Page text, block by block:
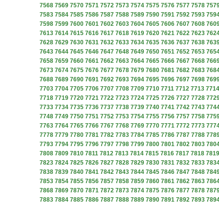
7568 7569 7570 7571 7572 7573 7574 7575 7576 7577 7578
7583 7584 7585 7586 7587 7588 7589 7590 7591 7592 7593
7598 7599 7600 7601 7602 7603 7604 7605 7606 7607 7608
7613 7614 7615 7616 7617 7618 7619 7620 7621 7622 7623
7628 7629 7630 7631 7632 7633 7634 7635 7636 7637 7638
7643 7644 7645 7646 7647 7648 7649 7650 7651 7652 7653
7658 7659 7660 7661 7662 7663 7664 7665 7666 7667 7668
7673 7674 7675 7676 7677 7678 7679 7680 7681 7682 7683
7688 7689 7690 7691 7692 7693 7694 7695 7696 7697 7698
7703 7704 7705 7706 7707 7708 7709 7710 7711 7712 7713 7714
7718 7719 7720 7721 7722 7723 7724 7725 7726 7727 7728
7733 7734 7735 7736 7737 7738 7739 7740 7741 7742 7743
7748 7749 7750 7751 7752 7753 7754 7755 7756 7757 7758
7763 7764 7765 7766 7767 7768 7769 7770 7771 7772 7773
7778 7779 7780 7781 7782 7783 7784 7785 7786 7787 7788
7793 7794 7795 7796 7797 7798 7799 7800 7801 7802 7803
7808 7809 7810 7811 7812 7813 7814 7815 7816 7817 7818 7819
7823 7824 7825 7826 7827 7828 7829 7830 7831 7832 7833
7838 7839 7840 7841 7842 7843 7844 7845 7846 7847 7848
7853 7854 7855 7856 7857 7858 7859 7860 7861 7862 7863
7868 7869 7870 7871 7872 7873 7874 7875 7876 7877 7878
7883 7884 7885 7886 7887 7888 7889 7890 7891 7892 7893